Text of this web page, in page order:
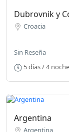
Dubrovnik y
Croacia
Sin Reseña
5 días / 4
Argentina
Argentina